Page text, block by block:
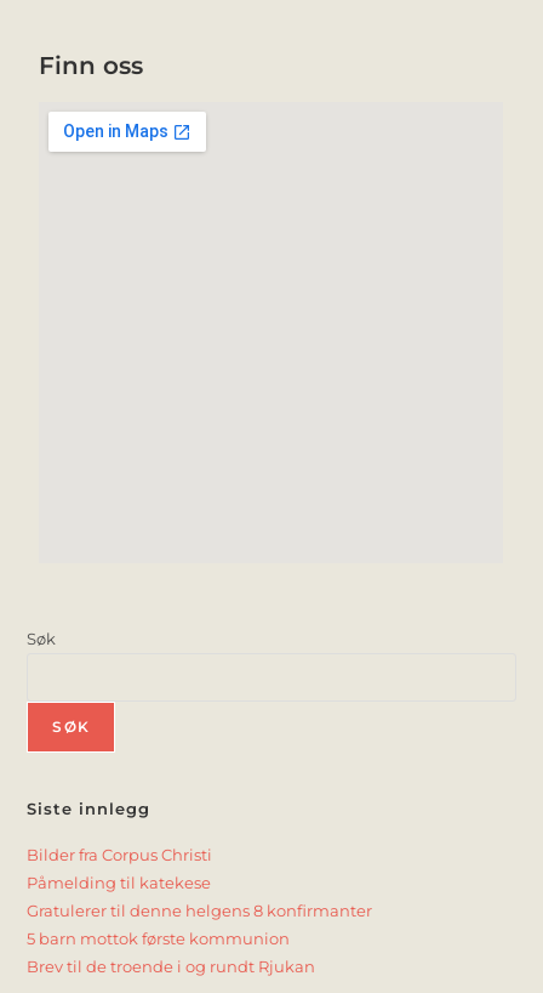
Finn oss
Søk
SØK
Siste innlegg
Bilder fra Corpus Christi
Påmelding til katekese
Gratulerer til denne helgens 8 konfirmanter
5 barn mottok første kommunion
Brev til de troende i og rundt Rjukan